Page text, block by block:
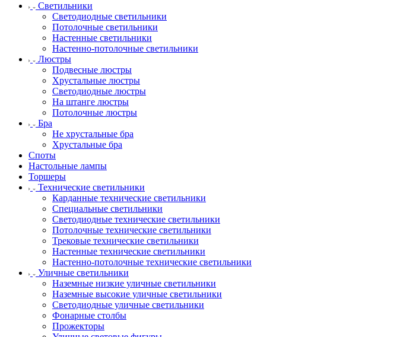
Светильники
Светодиодные светильники
Потолочные светильники
Настенные светильники
Настенно-потолочные светильники
Люстры
Подвесные люстры
Хрустальные люстры
Светодиодные люстры
На штанге люстры
Потолочные люстры
Бра
Не хрустальные бра
Хрустальные бра
Споты
Настольные лампы
Торшеры
Технические светильники
Карданные технические светильники
Специальные светильники
Светодиодные технические светильники
Потолочные технические светильники
Трековые технические светильники
Настенные технические светильники
Настенно-потолочные технические светильники
Уличные светильники
Наземные низкие уличные светильники
Наземные высокие уличные светильники
Светодиодные уличные светильники
Фонарные столбы
Прожекторы